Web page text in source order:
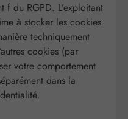
f du RGPD. L’exploitant
à stocker les cookies
techniquement
cookies (par
votre comportement
dans la